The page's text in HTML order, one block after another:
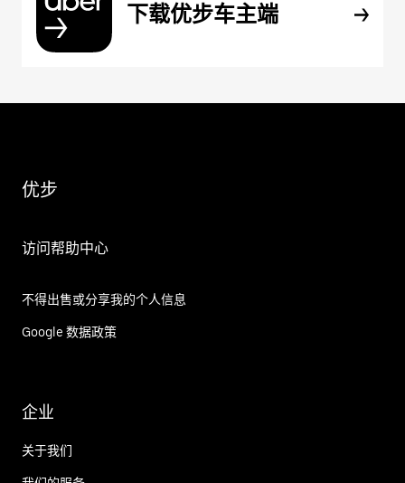
下载优步车主端
优步
访问帮助中心
不得出售或分享我的个人信息
Google 数据政策
企业
关于我们